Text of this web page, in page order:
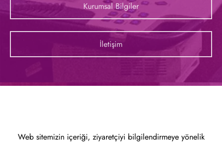
Kurumsal Bilgiler
İletişim
Web sitemizin içeriği, ziyaretçiyi bilgilendirmeye yönelik